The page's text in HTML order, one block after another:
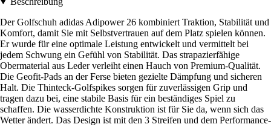
Der Golfschuh adidas Adipower 26 kombiniert Traktion, Stabilität und
Komfort, damit Sie mit Selbstvertrauen auf dem Platz spielen können.
Er wurde für eine optimale Leistung entwickelt und vermittelt bei
jedem Schwung ein Gefühl von Stabilität. Das strapazierfähige
Obermaterial aus Leder verleiht einen Hauch von Premium-Qualität.
Die Geofit-Pads an der Ferse bieten gezielte Dämpfung und sicheren
Halt. Die Thinteck-Golfspikes sorgen für zuverlässigen Grip und
tragen dazu bei, eine stabile Basis für ein beständiges Spiel zu
schaffen. Die wasserdichte Konstruktion ist für Sie da, wenn sich das
Wetter ändert. Das Design ist mit den 3 Streifen und dem Performance-